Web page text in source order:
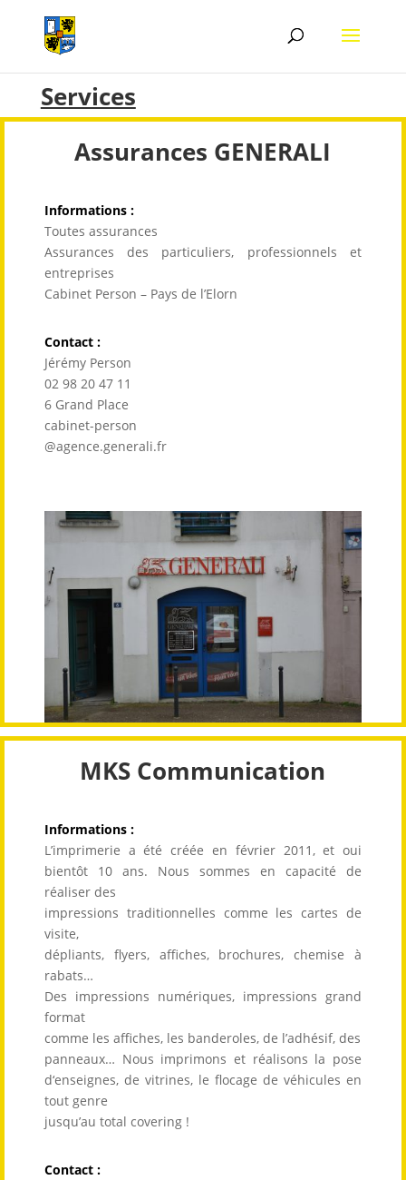
Services
Assurances GENERALI
Informations :
Toutes assurances
Assurances des particuliers, professionnels et
entreprises
Cabinet Person – Pays de l’Elorn
Contact :
Jérémy Person
02 98 20 47 11
6 Grand Place
cabinet-person
@agence.generali.fr
MKS Communication
Informations :
L’imprimerie a été créée en février 2011, et oui
bientôt 10 ans. Nous sommes en capacité de
réaliser des
impressions traditionnelles comme les cartes de
visite,
dépliants, flyers, affiches, brochures, chemise à
rabats…
Des impressions numériques, impressions grand
format
comme les affiches, les banderoles, de l’adhésif, des
panneaux… Nous imprimons et réalisons la pose
d‘enseignes, de vitrines, le flocage de véhicules en
tout genre
jusqu’au total covering !
Contact :